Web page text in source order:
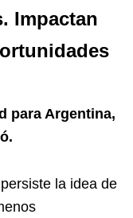
Impactan
para Argentina,
la idea de